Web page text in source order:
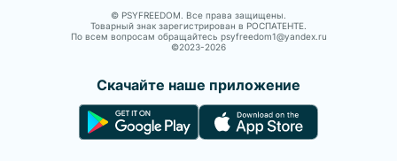
© PSYFREEDOM. Все права защищены.
Товарный знак зарегистрирован в РОСПАТЕНТЕ.
По всем вопросам обращайтесь psyfreedom1@yandex.ru
©2023-2026
Скачайте наше приложение